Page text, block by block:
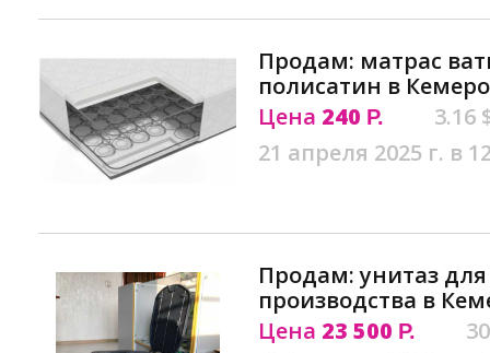
Продам: матрас
полисатин в
Цена 240 Р.
3.16
21 апреля 2025 г. в
Продам: унитаз
производства в
Цена 23 500 Р.